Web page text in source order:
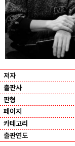
저자
출판사
판형
페이지
카테고리
출판연도